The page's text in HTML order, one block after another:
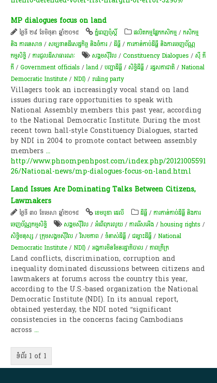
MP dialogues focus on land
ថ្ងៃទី ២៩ ខែមិថុនា ឆ្នាំ២០១៥ ភ្នំពេញប៉ុស្តិ៍ ​ផលិតកម្ម​ផ្នែក​កសិកម្ម​ /កសិកម្ម​
និង​ ការ​នេ​សាទ​ /សម្បទានដីសេដ្ឋកិច្ច និងចំការ /ដីធ្លី /ការកាន់កាប់​ដីធ្លី និង​ការចេញ​ប័ណ្ណ
កម្មសិទ្ធិ​ /ការជួលដីសាធារណៈ សង្គមស៊ីវិល /Constituency Dialogues /ស៊ី ភី
ភី /Government officials /land /បញ្ហា​ដី​ធ្លី​ /សិទ្ធិ​ដីធ្លី /រដ្ឋសភា​ជាតិ /National
Democratic Institute /NDI) /ruling party
Villagers took an increasingly vocal stand on land
issues during rare opportunities to speak with
National Assembly members this past year, according
to the National Democratic Institute. During the most
recent town hall-style Constituency Dialogues, started
by NDI in 2004 to promote contact between assembly
members...
http://www.phnompenhpost.com/index.php/20121005591
26/National-news/mp-dialogues-focus-on-land.html
Land Issues Are Dominating Talks Between Citizens,
Lawmakers
ថ្ងៃទី ៣០ ខែមេសា ឆ្នាំ២០១៥ ខេមបូឌា ដេលី ដីធ្លី /ការកាន់កាប់​ដីធ្លី និង​ការ
ចេញ​ប័ណ្ណកម្មសិទ្ធិ​
សង្គមស៊ីវិល /អំពើពុក​រលួយ /ការរើសអើង​ /housing rights /
សិទ្ធិមនុស្ស /ក្រុម​សង្គម​ស៊ីវិល​ /វិសមភាព /​ទំនាស់​ដីធ្លី​ /ជម្លោះ​ដីធ្លី /National
Democratic Institute /NDI) /អង្គការមិនមែនរដ្ឋាភិបាល /ភាពក្រីក្រ
Land conflicts, discrimination, corruption and
inequality dominated discussions between citizens and
lawmakers at forums across the country this year,
according to the U.S.-based organization the National
Democratic Institute (NDI). In its annual report,
obtained yesterday, the NDI noted “significant
consistencies in the concerns facing Cambodians
across...
ទំព័រ 1 of 1